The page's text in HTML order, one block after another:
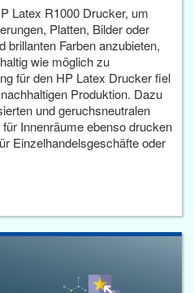
Latex R1000 Drucker, um
Platten, Bilder oder
brillanten Farben anzubieten,
wie möglich zu
für den HP Latex Drucker fiel
Produktion. Dazu
und geruchsneutralen
Innenräume ebenso drucken
Einzelhandelsgeschäfte oder